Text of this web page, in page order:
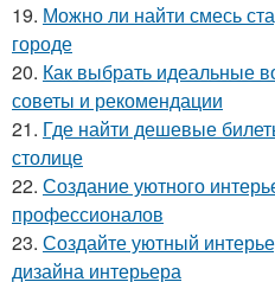
19. Можно ли найти смесь
городе
20. Как выбрать идеальные
советы и рекомендации
21. Где найти дешевые
столице
22. Создание уютного
профессионалов
23. Создайте уютный
дизайна интерьера